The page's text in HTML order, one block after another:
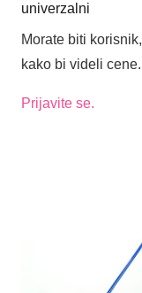
univerzalni
Morate biti korisnik,
kako bi videli cene.
Prijavite se.